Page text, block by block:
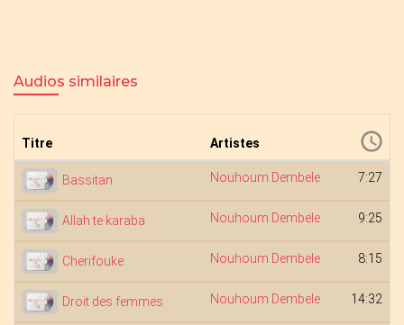
Audios similaires
Titre Artistes
Bassitan Nouhoum Dembele 7:27
Allah te karaba Nouhoum Dembele 9:25
Cherifouke Nouhoum Dembele 8:15
Droit des femmes Nouhoum Dembele 14:32